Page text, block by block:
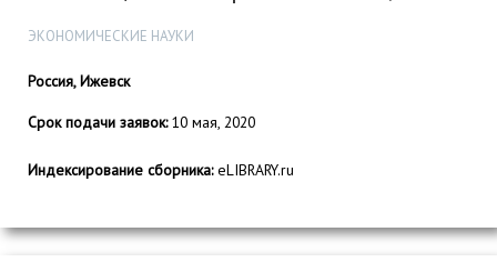
ЭКОНОМИЧЕСКИЕ НАУКИ
Россия, Ижевск
Срок подачи заявок:10 мая, 2020
Индексирование сборника:eLIBRARY.ru